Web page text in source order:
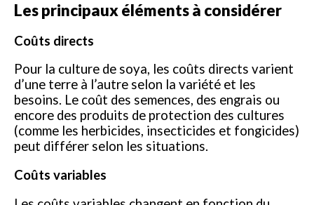
Les principaux éléments à considérer
Coûts directs
Pour la culture de soya, les coûts directs varient
d’une terre à l’autre selon la variété et les
besoins. Le coût des semences, des engrais ou
encore des produits de protection des cultures
(comme les herbicides, insecticides et fongicides)
peut différer selon les situations.
Coûts variables